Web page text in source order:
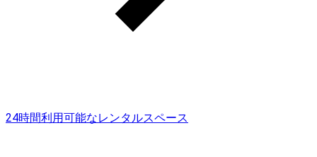
24時間利用可能なレンタルスペース